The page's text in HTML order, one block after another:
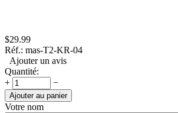
$29.99
Réf.: mas-T2-KR-04
Ajouter un avis
Quantité:
+
−
Ajouter au panier
Votre nom